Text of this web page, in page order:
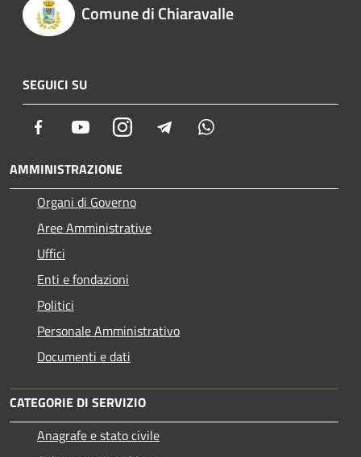
Comune di Chiaravalle
SEGUICI SU
Facebook YoutubeInstagram Telegram
AMMINISTRAZIONE
Organi di Governo
Aree Amministrative
Uffici
Enti e fondazioni
Politici
Personale Amministrativo
Documenti e dati
CATEGORIE DI SERVIZIO
Anagrafe e stato civile